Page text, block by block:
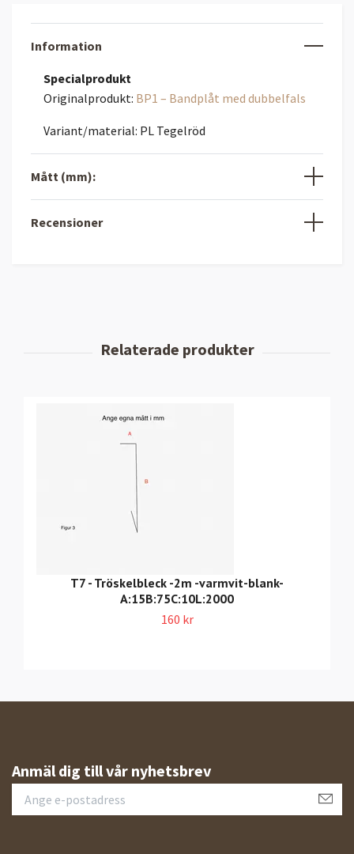
Information
Specialprodukt
Originalprodukt: BP1 – Bandplåt med dubbelfals
Variant/material: PL Tegelröd
Mått (mm):
Recensioner
T7 - Tröskelbleck -2m -varmvit-blank-
A:15B:75C:10L:2000
160 kr
Anmäl dig till vår nyhetsbrev